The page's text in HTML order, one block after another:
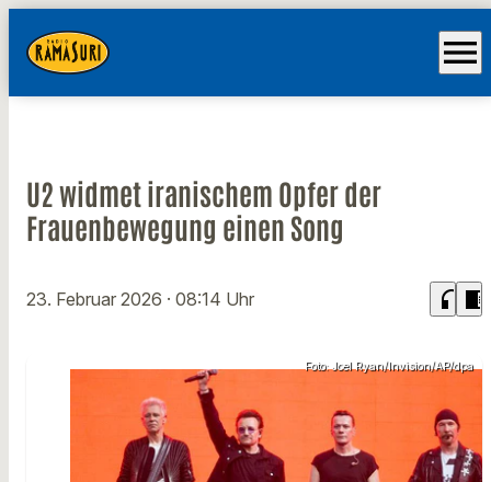
menu
U2 widmet iranischem Opfer der
Frauenbewegung einen Song
23. Februar 2026 · 08:14 Uhr headphones chrome_reader_mode
Foto: Joel Ryan/Invision/AP/dpa